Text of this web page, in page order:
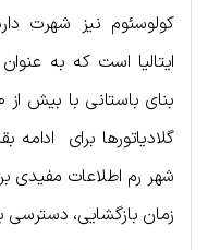
کولوسئوم نیز شهرت
ایتالیا است که به
گلادیاتورها برای ادامه
شهر رم اطلاعات مفیدی
زمان بازگشایی، دسترسی